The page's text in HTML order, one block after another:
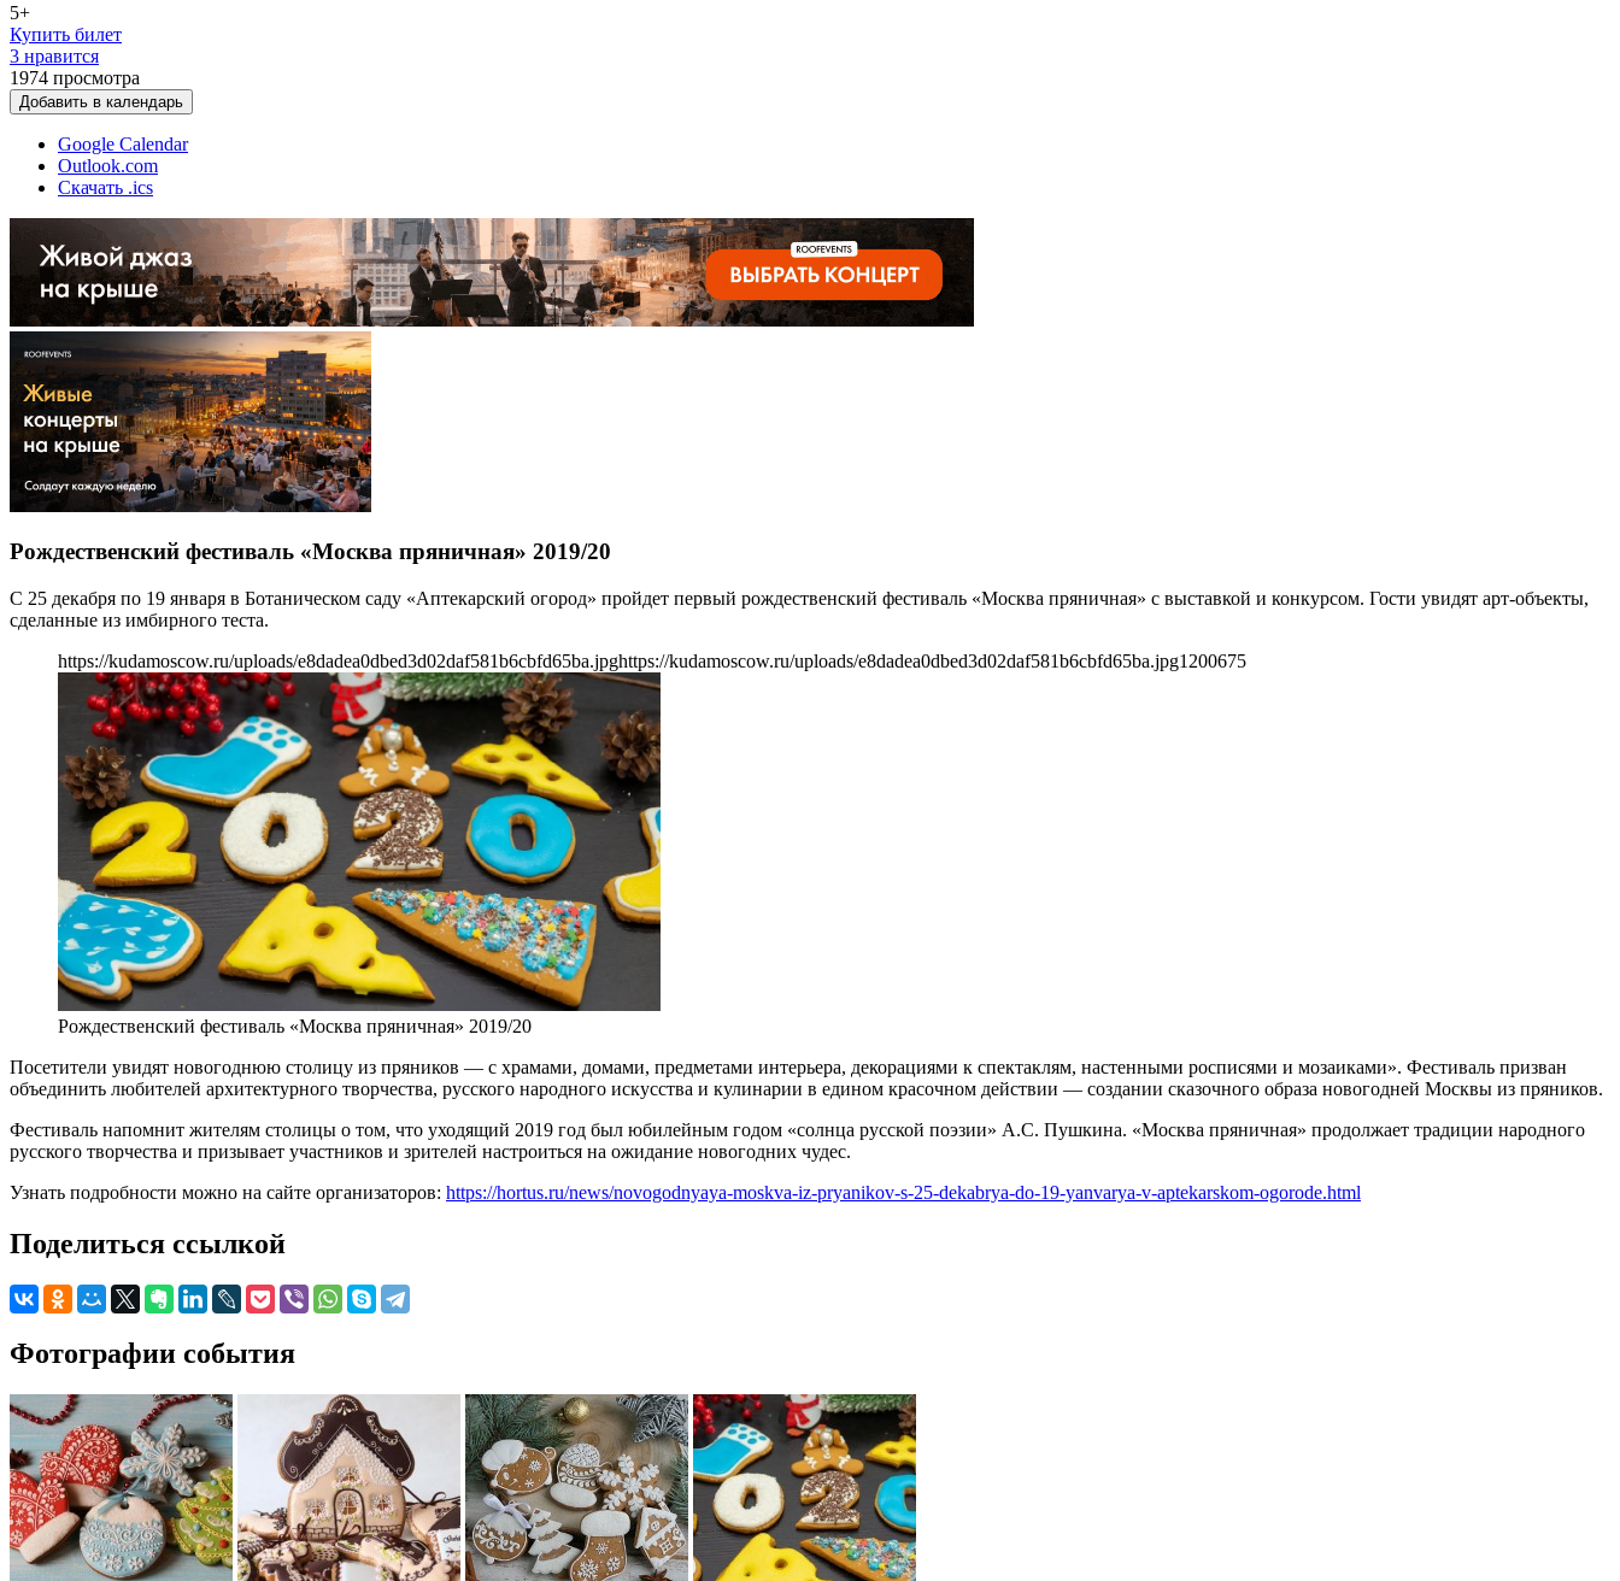
5+
Купить билет
3 нравится
1974 просмотра
Добавить в календарь
Google Calendar
Outlook.com
Скачать .ics
Рождественский фестиваль «Москва пряничная» 2019/20
С 25 декабря по 19 января в Ботаническом саду «Аптекарский огород» пройдет первый рождественский фестиваль «Москва пряничная» с выставкой и конкурсом. Гости увидят арт-объекты,
сделанные из имбирного теста.
https://kudamoscow.ru/uploads/e8dadea0dbed3d02daf581b6cbfd65ba.jpghttps://kudamoscow.ru/uploads/e8dadea0dbed3d02daf581b6cbfd65ba.jpg1200675
Рождественский фестиваль «Москва пряничная» 2019/20
Посетители увидят новогоднюю столицу из пряников — с храмами, домами, предметами интерьера, декорациями к спектаклям, настенными росписями и мозаиками». Фестиваль призван
объединить любителей архитектурного творчества, русского народного искусства и кулинарии в едином красочном действии — создании сказочного образа новогодней Москвы из пряников.
Фестиваль напомнит жителям столицы о том, что уходящий 2019 год был юбилейным годом «солнца русской поэзии» А.С. Пушкина. «Москва пряничная» продолжает традиции народного
русского творчества и призывает участников и зрителей настроиться на ожидание новогодних чудес.
Узнать подробности можно на сайте организаторов: https://hortus.ru/news/novogodnyaya-moskva-iz-pryanikov-s-25-dekabrya-do-19-yanvarya-v-aptekarskom-ogorode.html
Поделиться ссылкой
Фотографии события